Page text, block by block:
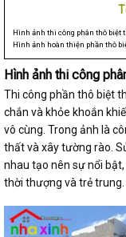
Hình ảnh thi công phân thô biệt
Hình ảnh hoàn thiện phần thô
Hình ảnh thi công
Thi công phần thô biệt
chắn và khỏe khoắn
vô cùng. Trong ảnh là
thất và xây tường rào.
nhau tạo nên sự nổi
thời thượng và trẻ trung.